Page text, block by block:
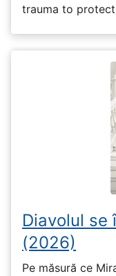
trauma to
Diavolul se
(2026)
Pe măsură ce